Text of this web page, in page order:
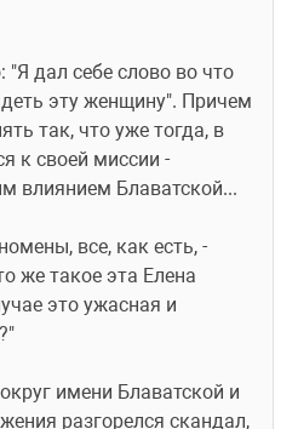
"Я дал себе слово во что
эту женщину". Причем
так, что уже тогда, в
к своей миссии -
влиянием Блаватской...
все, как есть, -
же такое эта Елена
это ужасная и
имени Блаватской и
разгорелся скандал,